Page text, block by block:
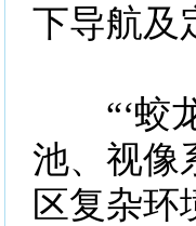
下导航及
“‘蛟龙
池、视像
区复杂环